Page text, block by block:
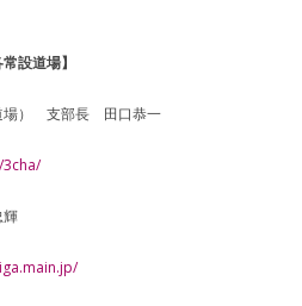
設道場】
） 支部長 田口恭一